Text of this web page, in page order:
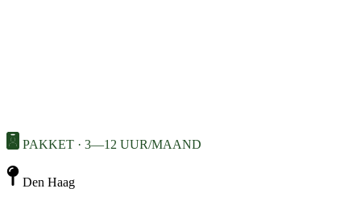
PAKKET · 3—12 UUR/MAAND
Den Haag